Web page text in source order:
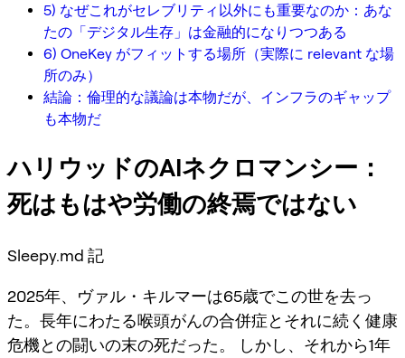
5) なぜこれがセレブリティ以外にも重要なのか：あな
たの「デジタル生存」は金融的になりつつある
6) OneKey がフィットする場所（実際に relevant な場
所のみ）
結論：倫理的な議論は本物だが、インフラのギャップ
も本物だ
ハリウッドのAIネクロマンシー：
死はもはや労働の終焉ではない
Sleepy.md 記
2025年、ヴァル・キルマーは65歳でこの世を去っ
た。長年にわたる喉頭がんの合併症とそれに続く健康
危機との闘いの末の死だった。 しかし、それから1年